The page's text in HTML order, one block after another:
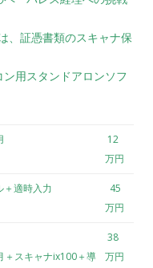
、証憑書類のスキャナ保
用スタンドアロンソフ
12
万円
＋適時入力
45
万円
＋スキャナix100＋導
38
万円